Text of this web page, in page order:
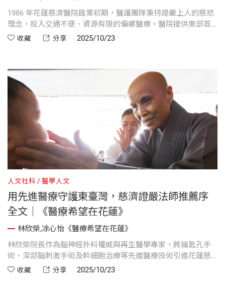
1986 年花蓮慈濟醫院啟業初期，醫護團隊秉持證嚴上人的慈悲
理念，投入交通不便、資源有限的偏鄉醫療。醫院提供東部首
創治療與創新設備，展現醫者全人照護的使命，同時實現個人
收藏 分享 2025/10/23
人文社科 醫學人文
用先進醫療守護東臺灣，慈濟證嚴法師推薦序
全文｜《醫療希望在花蓮》
林欣榮,凃心怡《醫療希望在花蓮》
林欣榮院長作為腦神經外科權威與再生醫學專家，將鑰匙孔手
術、深部腦刺激手術及幹細胞治療等先進醫療技術引進花蓮慈
濟醫院，並結合中西醫合療，提升東臺灣癌症、心臟及中風病
收藏 分享 2025/10/23